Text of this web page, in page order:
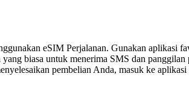
eSIM Perjalanan. Gunakan aplikasi
biasa untuk menerima SMS dan
pembelian Anda, masuk ke